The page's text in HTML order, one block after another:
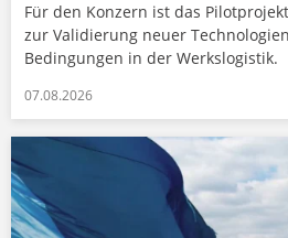
Für den Konzern ist das
zur Validierung neuer
Bedingungen in der Werkslogistik.
07.08.2026